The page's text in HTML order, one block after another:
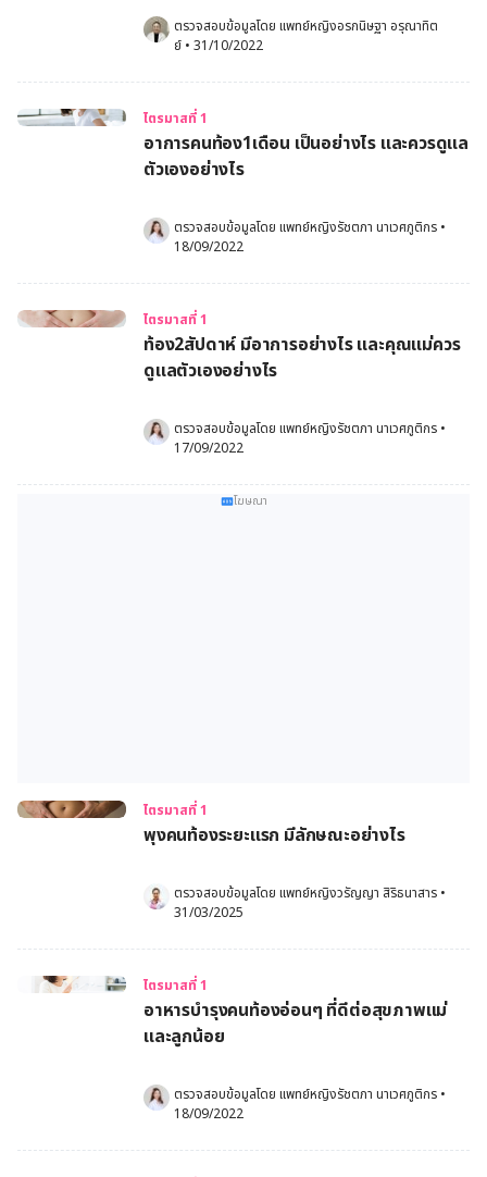
ตรวจสอบข้อมูลโดย แพทย์หญิงอรกนิษฐา อรุณาทิต
ย์ • 31/10/2022
ไตรมาสที่ 1
อาการคนท้อง1เดือน เป็นอย่างไร และควรดูแล
ตัวเองอย่างไร
ตรวจสอบข้อมูลโดย แพทย์หญิงรัชตภา นาเวศภูติกร •
18/09/2022
ไตรมาสที่ 1
ท้อง2สัปดาห์ มีอาการอย่างไร และคุณแม่ควร
ดูแลตัวเองอย่างไร
ตรวจสอบข้อมูลโดย แพทย์หญิงรัชตภา นาเวศภูติกร •
17/09/2022
โฆษณา
ไตรมาสที่ 1
พุงคนท้องระยะแรก มีลักษณะอย่างไร
ตรวจสอบข้อมูลโดย แพทย์หญิงวรัญญา สิริธนาสาร •
31/03/2025
ไตรมาสที่ 1
อาหารบำรุงคนท้องอ่อนๆ ที่ดีต่อสุขภาพแม่
และลูกน้อย
ตรวจสอบข้อมูลโดย แพทย์หญิงรัชตภา นาเวศภูติกร •
18/09/2022